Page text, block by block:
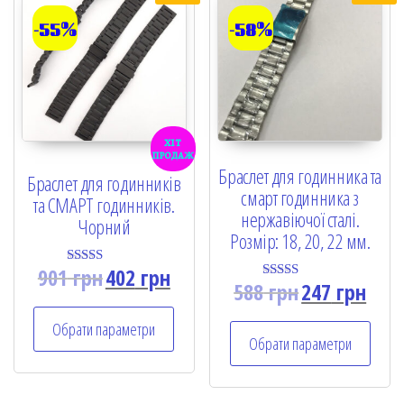
-55%
хіт
продаж
Браслет для годинників
та СМАРТ годинників.
Чорний
Rated
5.00
901грн402 грн
Обрати параметри
-58%
Браслет для годинника та
смарт годинника з
нержавіючої сталі.
Розмір: 18, 20, 22 мм.
Rated
5.00
588грн247 грн
Обрати параметри